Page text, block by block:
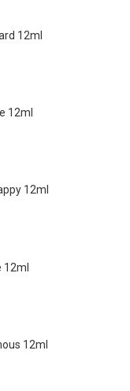
12ml
12ml
12ml
12ml
12ml